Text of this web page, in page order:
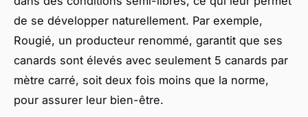
de se développer naturellement. Par exemple,
Rougié, un producteur renommé, garantit que ses
canards sont élevés avec seulement 5 canards par
mètre carré, soit deux fois moins que la norme,
pour assurer leur bien-être.